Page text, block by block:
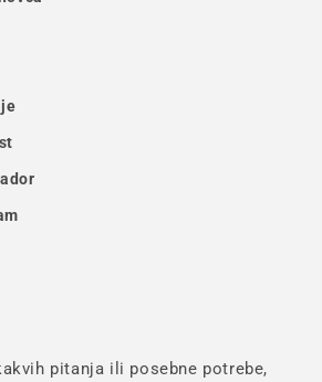
pitanja ili posebne potrebe,